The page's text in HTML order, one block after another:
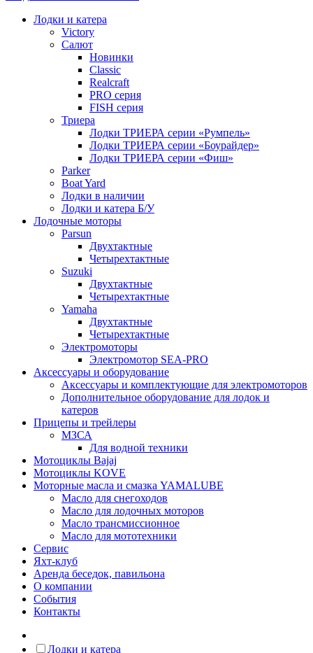
Лодки и катера
Victory
Салют
Новинки
Classic
Realcraft
PRO серия
FISH серия
Триера
Лодки ТРИЕРА серии «Румпель»
Лодки ТРИЕРА серии «Боурайдер»
Лодки ТРИЕРА серии «Фиш»
Parker
Boat Yard
Лодки в наличии
Лодки и катера Б/У
Лодочные моторы
Parsun
Двухтактные
Четырехтактные
Suzuki
Двухтактные
Четырехтактные
Yamaha
Двухтактные
Четырехтактные
Электромоторы
Электромотор SEA-PRO
Аксессуары и оборудование
Аксессуары и комплектующие для электромоторов
Дополнительное оборудование для лодок и
катеров
Прицепы и трейлеры
МЗСА
Для водной техники
Мотоциклы Bajaj
Мотоциклы KOVE
Моторные масла и смазка YAMALUBE
Масло для снегоходов
Масло для лодочных моторов
Масло трансмиссионное
Масло для мототехники
Сервис
Яхт-клуб
Аренда беседок, павильона
О компании
События
Контакты
Лодки и катера